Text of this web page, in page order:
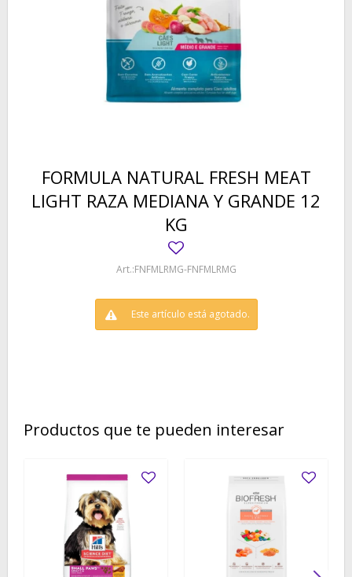
FORMULA NATURAL FRESH MEAT
LIGHT RAZA MEDIANA Y GRANDE 12
KG
FNFMLRMG-FNFMLRMG
Este artículo está agotado.
Productos que te pueden interesar